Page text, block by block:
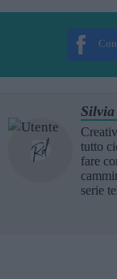
Silvia
tutto
fare
serie